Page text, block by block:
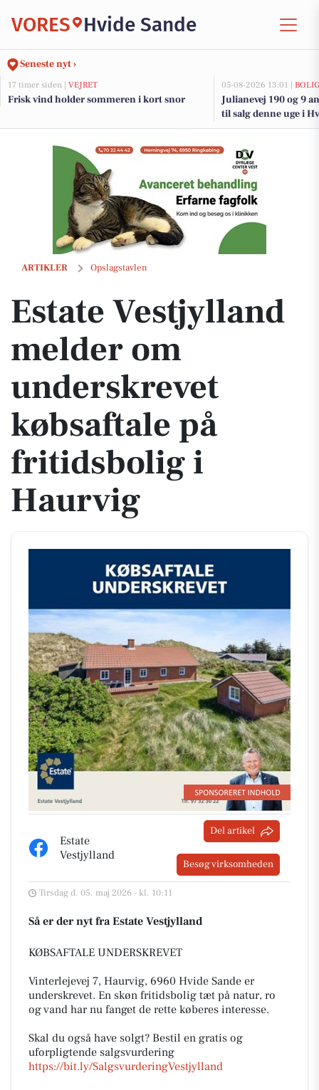
VORES Hvide Sande
Seneste nyt ›
17 timer siden | VEJRET
Frisk vind holder sommeren i kort snor
05-08-2026 13:01 |
Julianevej 190 og 9
til salg denne uge i
boligerne her.
ARTIKLER Opslagstavlen
Estate Vestjylland melder om underskrevet købsaftale på fritidsbolig
Estate Vestjylland
melder om
underskrevet
købsaftale på
fritidsbolig i
Haurvig
Estate
Vestjylland
Del artikel
Besøg virksomheden
Tirsdag d. 05. maj 2026 - kl. 10:11
Så er der nyt fra Estate Vestjylland
KØBSAFTALE UNDERSKREVET
Vinterlejevej 7, Haurvig, 6960 Hvide Sande er
underskrevet. En skøn fritidsbolig tæt på natur, ro
og vand har nu fanget de rette køberes interesse.
Skal du også have solgt? Bestil en gratis og
uforpligtende salgsvurdering
https://bit.ly/SalgsvurderingVestjylland